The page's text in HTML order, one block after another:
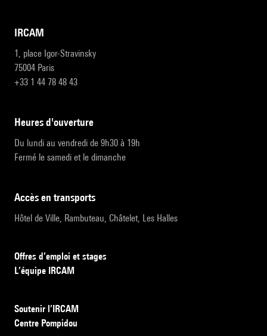
IRCAM
1, place Igor-Stravinsky
75004 Paris
+33 1 44 78 48 43
heures d'ouverture
Du lundi au vendredi de 9h30 à 19h
Fermé le samedi et le dimanche
accès en transports
Hôtel de Ville, Rambuteau, Châtelet, Les Halles
Offres d’emploi et stages
L’équipe IRCAM
Soutenir l’IRCAM
Centre Pompidou